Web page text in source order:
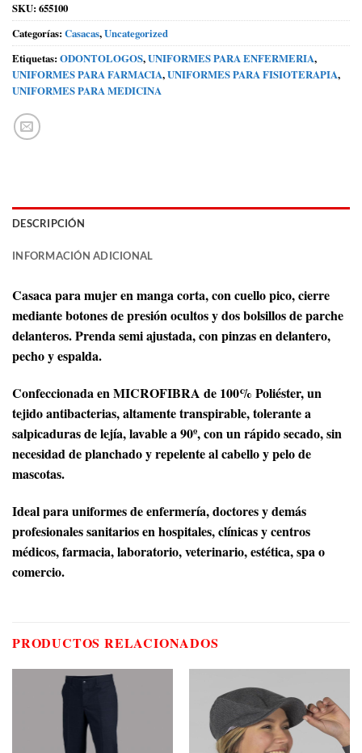
SKU: 655100
Categorías: Casacas,Uncategorized
Etiquetas: ODONTOLOGOS,UNIFORMES PARA ENFERMERIA,
UNIFORMES PARA FARMACIA,UNIFORMES PARA FISIOTERAPIA,
UNIFORMES PARA MEDICINA
DESCRIPCIÓN
INFORMACIÓN ADICIONAL
Casaca para mujer en manga corta, con cuello pico, cierre
mediante botones de presión ocultos y dos bolsillos de parche
delanteros. Prenda semi ajustada, con pinzas en delantero,
pecho y espalda.
Confeccionada en MICROFIBRA de 100% Poliéster, un
tejido antibacterias, altamente transpirable, tolerante a
salpicaduras de lejía, lavable a 90º, con un rápido secado, sin
necesidad de planchado y repelente al cabello y pelo de
mascotas.
Ideal para uniformes de enfermería, doctores y demás
profesionales sanitarios en hospitales, clínicas y centros
médicos, farmacia, laboratorio, veterinario, estética, spa o
comercio.
PRODUCTOS RELACIONADOS